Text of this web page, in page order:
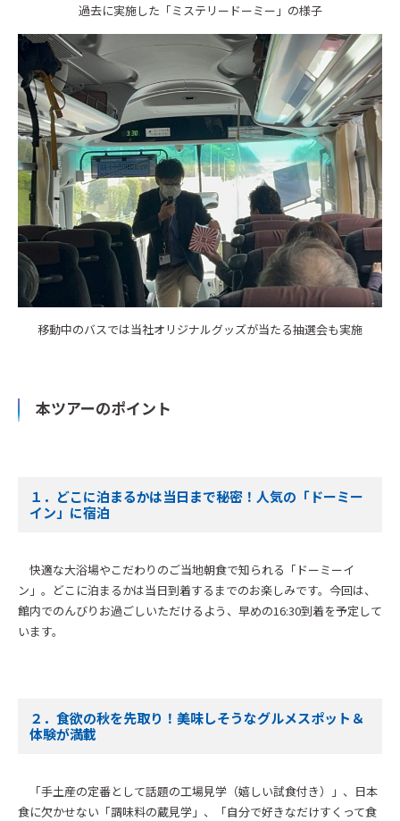
過去に実施した「ミステリードーミー」の様子
移動中のバスでは当社オリジナルグッズが当たる抽選会も実施
本ツアーのポイント
１．どこに泊まるかは当日まで秘密！人気の「ドーミー
イン」に宿泊
快適な大浴場やこだわりのご当地朝食で知られる「ドーミーイ
ン」。どこに泊まるかは当日到着するまでのお楽しみです。今回は、
館内でのんびりお過ごしいただけるよう、早めの16:30到着を予定して
います。
２．食欲の秋を先取り！美味しそうなグルメスポット＆
体験が満載
「手土産の定番として話題の工場見学（嬉しい試食付き）」、日本
食に欠かせない「調味料の蔵見学」、「自分で好きなだけすくって食